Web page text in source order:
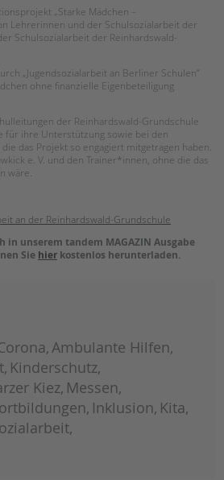
„Starke Mädchen –
Lehrerinnen und der Schulsozialarbeit der
Schulsozialarbeit der Reinhardswald-
„Jugendsozialarbeit an Berliner Schulen“
ohne finanzielle Eigenbeteiligung
der Reinhardswald-Grundschule
für ihre Unterstützung sowie bei den
das Projekt so engagiert mitgetragen haben.
e. V. und den Trainer*innen, ohne die das
wäre.
an der Reinhardswald-Grundschule
in unserem tandem MAGAZIN Ausgabe
Sie hier kostenlos herunterladen.
Ambulante Hilfen
Kinderschutz
Kiez Messen
Inklusion Kita